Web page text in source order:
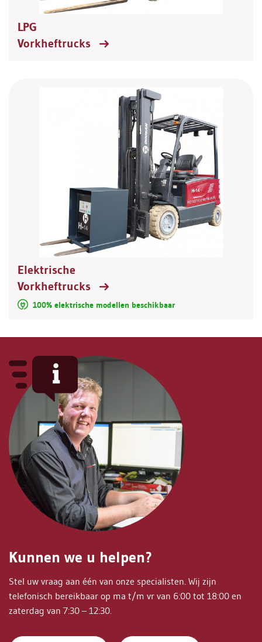
LPG
Vorkheftrucks
Elektrische
Vorkheftrucks
100% elektrische modellen beschikbaar
Kunnen we u helpen?
Stel uw vraag aan één van onze specialisten. Wij zijn
telefonisch bereikbaar op ma t/m vr van 6:00 tot 18:00 en
zaterdag van 7:30 – 12:30.